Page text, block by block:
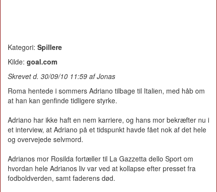
Kategori: Spillere
Kilde: goal.com
Skrevet d. 30/09/10 11:59 af Jonas
Roma hentede i sommers Adriano tilbage til Italien, med håb om
at han kan genfinde tidligere styrke.
Adriano har ikke haft en nem karriere, og hans mor bekræfter nu i
et interview, at Adriano på et tidspunkt havde fået nok af det hele
og overvejede selvmord.
Adrianos mor Rosilda fortæller til La Gazzetta dello Sport om
hvordan hele Adrianos liv var ved at kollapse efter presset fra
fodboldverden, samt faderens død.